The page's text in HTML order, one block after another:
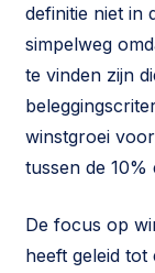
definitie niet in
simpelweg
te vinden zijn
winstgroei
tussen de 10%
De focus op
heeft geleid